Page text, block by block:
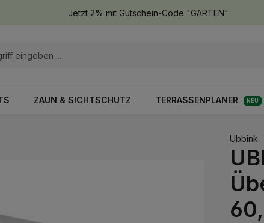
Jetzt 2% mit Gutschein-Code "GARTEN"
ZAUN & SICHTSCHUTZ TERRASSENPLANER NEU
Ubbink